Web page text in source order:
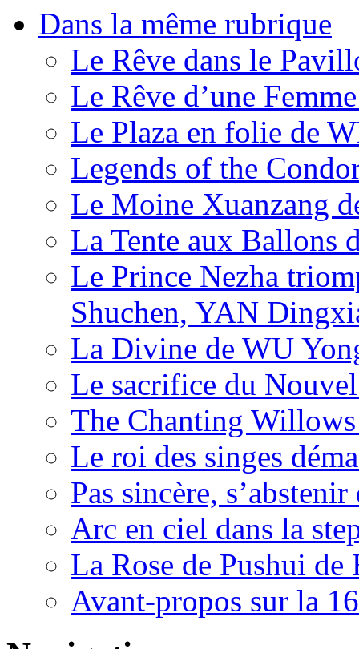
Dans la même rubrique
Le Rêve dans le
Le Rêve d’une
Le Plaza en folie de
Legends of the
Le Moine Xuanzang
La Tente aux Ballons
Le Prince Nezha
Shuchen, YAN
La Divine de WU
Le sacrifice du
The Chanting
Le roi des singes
Pas sincère,
Arc en ciel dans la
La Rose de Pushui de
Avant-propos sur la